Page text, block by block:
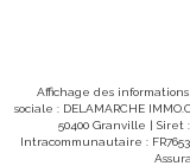
indexées aux années
sur les risques
est exposé sont
PRIX : 295
vendeur
Affichage des
sociale : DELAMARCHE
50400 Granville | Siret :
Intracommunautaire :